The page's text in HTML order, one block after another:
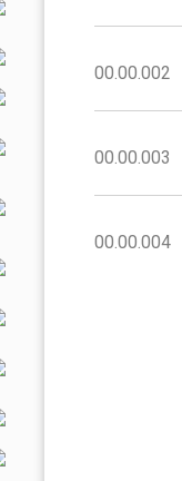
00.00.002
00.00.003
00.00.004